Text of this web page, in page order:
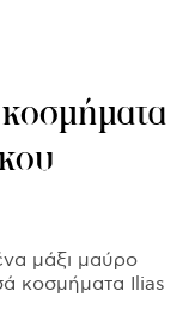
μάξι μαύρο
κοσμήματα Ilias